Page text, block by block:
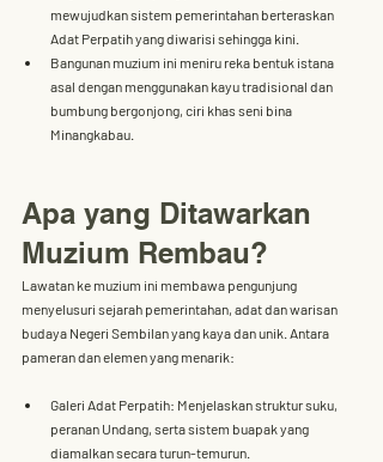
mewujudkan sistem pemerintahan berteraskan
Adat Perpatih yang diwarisi sehingga kini.
Bangunan muzium ini meniru reka bentuk istana
asal dengan menggunakan kayu tradisional dan
bumbung bergonjong, ciri khas seni bina
Minangkabau.
Apa yang Ditawarkan
Muzium Rembau?
Lawatan ke muzium ini membawa pengunjung
menyelusuri sejarah pemerintahan, adat dan warisan
budaya Negeri Sembilan yang kaya dan unik. Antara
pameran dan elemen yang menarik:
Galeri Adat Perpatih: Menjelaskan struktur suku,
peranan Undang, serta sistem buapak yang
diamalkan secara turun-temurun.